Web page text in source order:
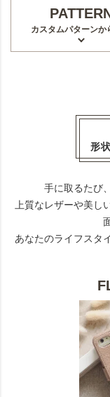
カスタムパターンか
形
手に取るたび
上質なレザーや美
あなたのライフスタ